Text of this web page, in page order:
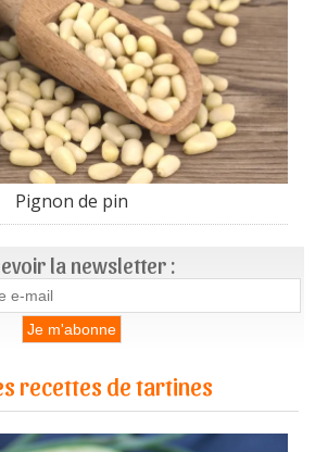
Pignon de pin
la newsletter :
recettes de tartines